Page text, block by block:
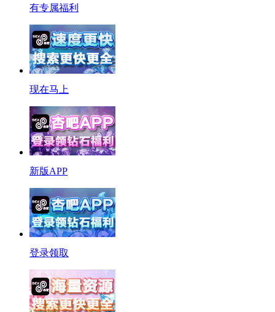
有专属福利
现在马上
新版APP
登录领取